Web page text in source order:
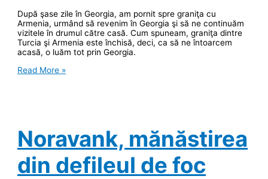
După şase zile în Georgia, am pornit spre graniţa cu
Armenia, urmând să revenim în Georgia şi să ne continuăm
vizitele în drumul către casă. Cum spuneam, graniţa dintre
Turcia şi Armenia este închisă, deci, ca să ne întoarcem
acasă, o luăm tot prin Georgia.
(Not
Read More »
Noravank, mănăstirea
din defileul de foc